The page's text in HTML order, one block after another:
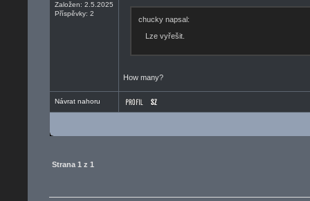
Založen: 2.5.2025
Příspěvky: 2
chucky napsal:
Lze vyřešit.
How many?
Návrat nahoru
Strana 1 z 1